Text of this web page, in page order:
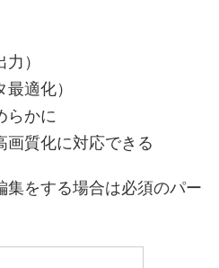
）
適化）
らかに
画質化に対応できる
集をする場合は必須のパー